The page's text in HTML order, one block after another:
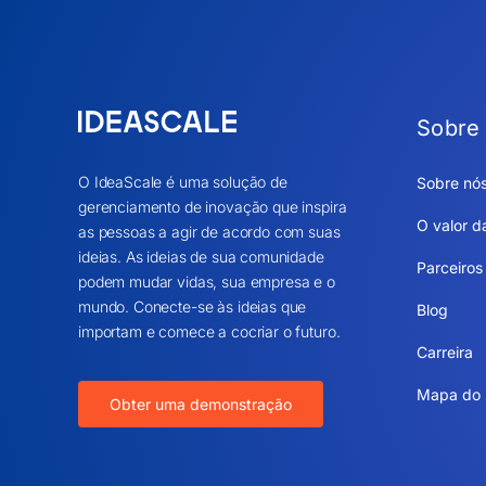
O IdeaScale é uma solução de
gerenciamento de inovação que inspira
as pessoas a agir de acordo com suas
ideias. As ideias de sua comunidade
podem mudar vidas, sua empresa e o
mundo. Conecte-se às ideias que
importam e comece a cocriar o futuro.
Obter uma demonstração
Sobre
Sobre
O valor
Parceiros
Blog
Carreira
Mapa do